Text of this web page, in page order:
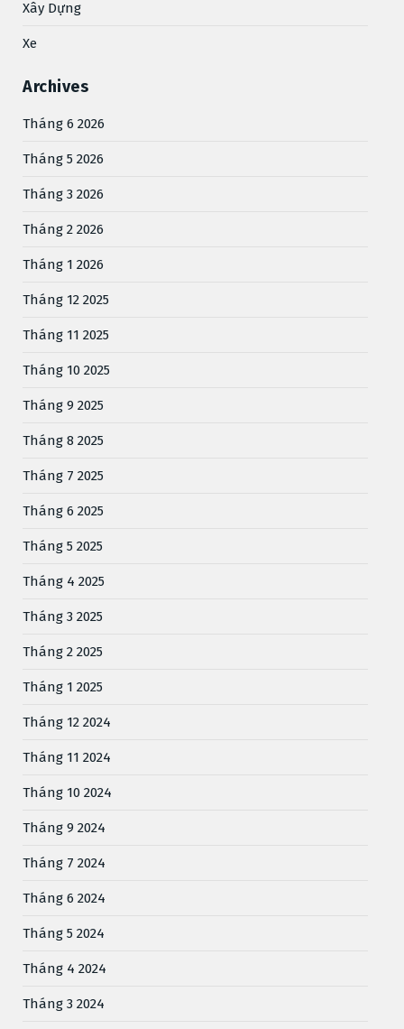
Xây Dựng
Xe
Archives
Tháng 6 2026
Tháng 5 2026
Tháng 3 2026
Tháng 2 2026
Tháng 1 2026
Tháng 12 2025
Tháng 11 2025
Tháng 10 2025
Tháng 9 2025
Tháng 8 2025
Tháng 7 2025
Tháng 6 2025
Tháng 5 2025
Tháng 4 2025
Tháng 3 2025
Tháng 2 2025
Tháng 1 2025
Tháng 12 2024
Tháng 11 2024
Tháng 10 2024
Tháng 9 2024
Tháng 7 2024
Tháng 6 2024
Tháng 5 2024
Tháng 4 2024
Tháng 3 2024